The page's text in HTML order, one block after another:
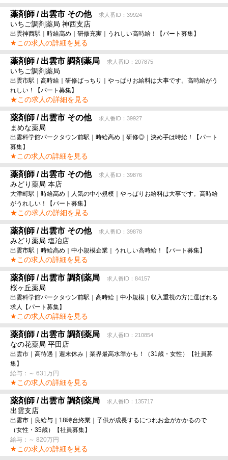
薬剤師 / 出雲市 その他 求人番ID：39924
いちご調剤薬局 神西支店
出雲神西駅｜時給高め｜研修充実｜うれしい高時給！【パート募集】
★この求人の詳細を見る
薬剤師 / 出雲市 調剤薬局 求人番ID：207875
いちご調剤薬局
出雲市駅｜高時給｜研修ばっちり｜やっぱりお給料は大事です。高時給がう
れしい！【パート募集】
★この求人の詳細を見る
薬剤師 / 出雲市 その他 求人番ID：39927
まめな薬局
出雲科学館パークタウン前駅｜時給高め｜研修◎｜決め手は時給！【パート
募集】
★この求人の詳細を見る
薬剤師 / 出雲市 その他 求人番ID：39876
みどり薬局 本店
大津町駅｜時給高め｜人気の中小規模｜やっぱりお給料は大事です。高時給
がうれしい！【パート募集】
★この求人の詳細を見る
薬剤師 / 出雲市 その他 求人番ID：39878
みどり薬局 塩冶店
出雲市駅｜時給高め｜中小規模企業｜うれしい高時給！【パート募集】
★この求人の詳細を見る
薬剤師 / 出雲市 調剤薬局 求人番ID：84157
桜ヶ丘薬局
出雲科学館パークタウン前駅｜高時給｜中小規模｜収入重視の方に選ばれる
求人【パート募集】
★この求人の詳細を見る
薬剤師 / 出雲市 調剤薬局 求人番ID：210854
なの花薬局 平田店
出雲市｜高待遇｜週末休み｜業界最高水準かも！（31歳・女性）【社員募
集】
給与：～ 631万円
★この求人の詳細を見る
薬剤師 / 出雲市 調剤薬局 求人番ID：135717
出雲支店
出雲市｜良給与｜18時台終業｜子供が成長するにつれお金がかかるので
（女性・35歳）【社員募集】
給与：～ 820万円
★この求人の詳細を見る